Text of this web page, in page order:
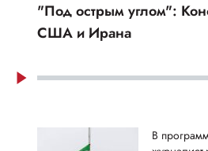
"Под острым углом":
США и Ирана
В